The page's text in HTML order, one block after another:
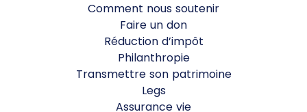
Comment nous soutenir
Faire un don
Réduction d’impôt
Philanthropie
Transmettre son patrimoine
Legs
Assurance vie